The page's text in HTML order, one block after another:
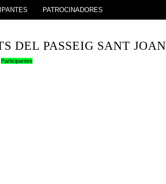
PATROCINADORES
DEL PASSEIG SANT JOAN
Participantes